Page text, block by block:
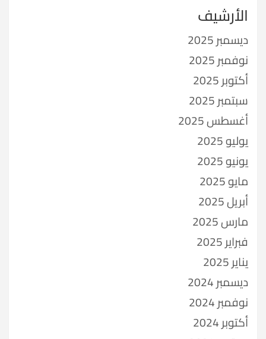
الأرشيف
ديسمبر 2025
نوفمبر 2025
أكتوبر 2025
سبتمبر 2025
أغسطس 2025
يوليو 2025
يونيو 2025
مايو 2025
أبريل 2025
مارس 2025
فبراير 2025
يناير 2025
ديسمبر 2024
نوفمبر 2024
أكتوبر 2024